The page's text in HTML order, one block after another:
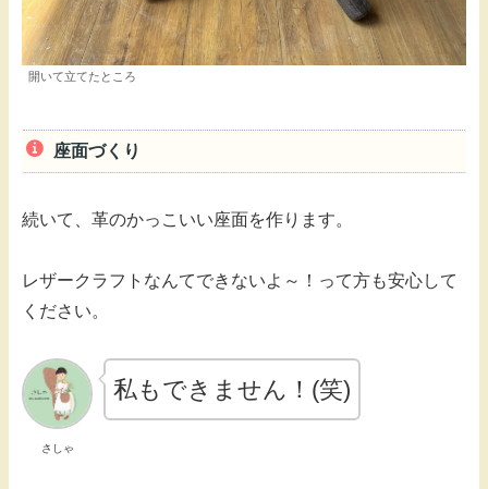
開いて立てたところ
座面づくり
続いて、革のかっこいい座面を作ります。
レザークラフトなんてできないよ～！って方も安心して
ください。
さしゃ
私もできません！(笑)